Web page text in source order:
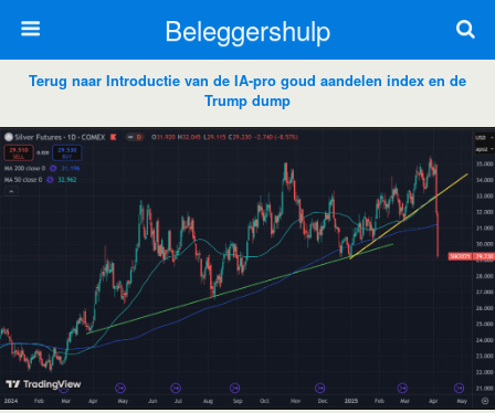
Beleggershulp
Terug naar Introductie van de IA-pro goud aandelen index en de
Trump dump